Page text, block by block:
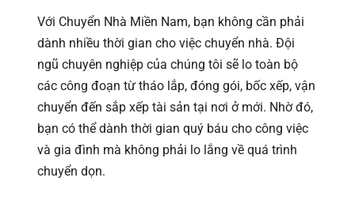
Với Chuyển Nhà Miền Nam, bạn không cần phải
dành nhiều thời gian cho việc chuyển nhà. Đội
ngũ chuyên nghiệp của chúng tôi sẽ lo toàn bộ
các công đoạn từ tháo lắp, đóng gói, bốc xếp, vận
chuyển đến sắp xếp tài sản tại nơi ở mới. Nhờ đó,
bạn có thể dành thời gian quý báu cho công việc
và gia đình mà không phải lo lắng về quá trình
chuyển dọn.